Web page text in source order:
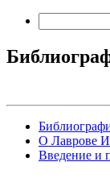
О Лаврове
Введение и